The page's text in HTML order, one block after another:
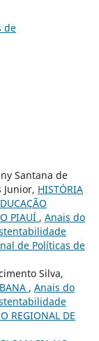
de
Santana de
Junior, HISTÓRIA
PIAUÍ , Anais do
de Políticas de
Silva,
, Anais do
REGIONAL DE